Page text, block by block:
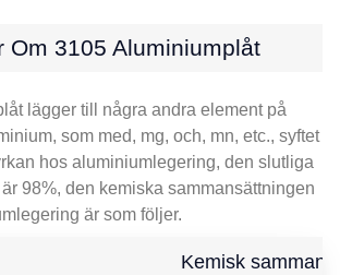
Om 3105 Aluminiumplåt
lägger till några andra element på
som med, mg, och, mn, etc., syftet
hos aluminiumlegering, den slutliga
98%, den kemiska sammansättningen
är som följer.
Kemisk